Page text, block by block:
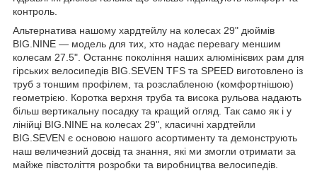
контроль.
Альтернатива нашому хардтейлу на колесах 29" дюймів
BIG.NINE — модель для тих, хто надає перевагу меншим
колесам 27.5". Останнє покоління наших алюмінієвих рам для
гірських велосипедів BIG.SEVEN TFS та SPEED виготовлено із
труб з тоншим профілем, та розслабленою (комфортнішою)
геометрією. Коротка верхня труба та висока рульова надають
більш вертикальну посадку та кращий огляд. Так само як і у
лінійці BIG.NINE на колесах 29", класичні хардтейли
BIG.SEVEN є основою нашого асортименту та демонструють
наш величезний досвід та знання, які ми змогли отримати за
майже півстоліття розробки та виробництва велосипедів.